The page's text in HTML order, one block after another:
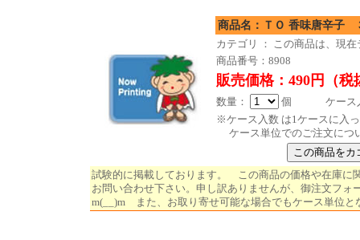
商品名：ＴＯ 香味唐辛子
カテゴリ ： この商品は、現
商品番号：8908
販売価格：490円（税
数量：
個 ケース入
※ケース入数 は1ケースに入
ケース単位でのご注文につ
試験的に掲載しております。 この商品の価格や在庫に
お問い合わせ下さい。申し訳ありませんが、御注文フォ
m(__)m また、お取り寄せ可能な場合でもケース単位と